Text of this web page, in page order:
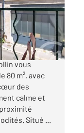
- RUE
vous
80 m², avec
des
calme et
Situé ...